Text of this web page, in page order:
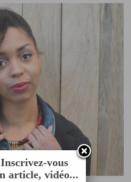
vous
article, vidéo...